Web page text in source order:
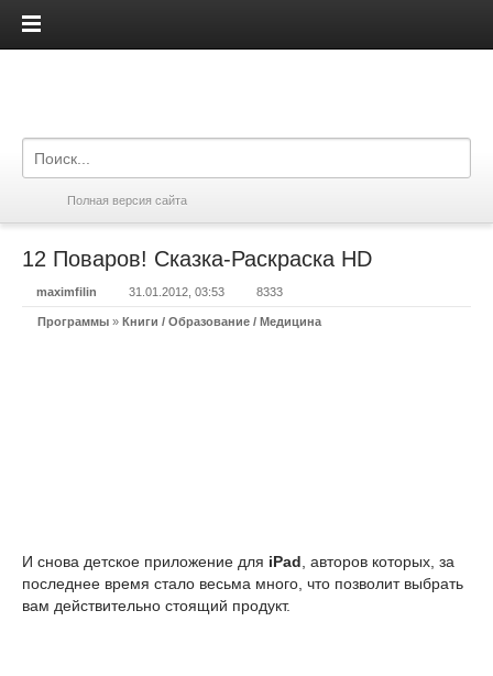
iPadis.ru
Полная версия сайта
12 Поваров! Сказка-Раскраска HD
maximfilin 31.01.2012, 03:53 8333
Программы » Книги / Образование / Медицина
И снова детское приложение для iPad , авторов которых, за
последнее время стало весьма много, что позволит выбрать
вам действительно стоящий продукт.